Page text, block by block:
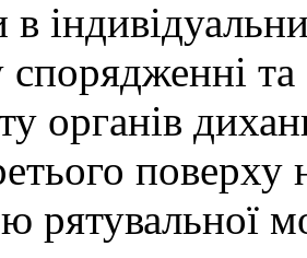
в
та
органів
поверху
рятувальної